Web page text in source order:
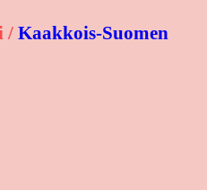
/ Kaakkois-Suomen